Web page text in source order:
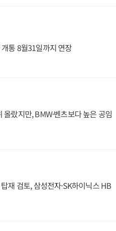
통 8월31일까지 연장
랐지만, BMW·벤츠보다 높은 공임
재 검토, 삼성전자·SK하이닉스 HB